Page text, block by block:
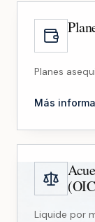
Planes
Más
Liquide por